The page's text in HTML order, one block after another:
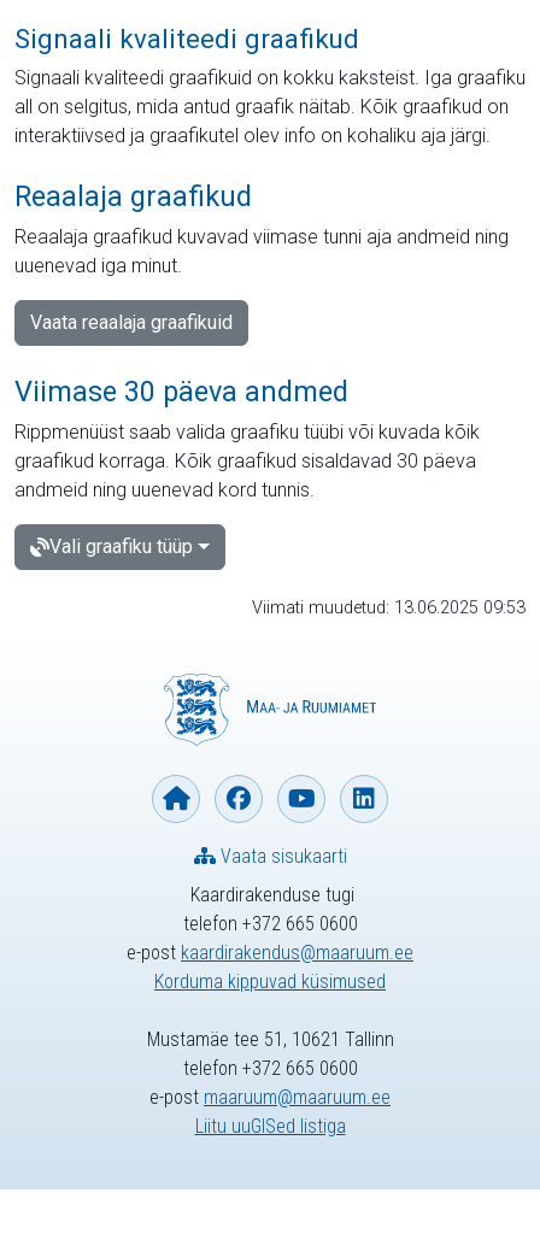
Signaali kvaliteedi graafikud
Signaali kvaliteedi graafikuid on kokku kaksteist. Iga graafiku
all on selgitus, mida antud graafik näitab. Kõik graafikud on
interaktiivsed ja graafikutel olev info on kohaliku aja järgi.
Reaalaja graafikud
Reaalaja graafikud kuvavad viimase tunni aja andmeid ning
uuenevad iga minut.
Vaata reaalaja graafikuid
Viimase 30 päeva andmed
Rippmenüüst saab valida graafiku tüübi või kuvada kõik
graafikud korraga. Kõik graafikud sisaldavad 30 päeva
andmeid ning uuenevad kord tunnis.
Vali graafiku tüüp
Viimati muudetud: 13.06.2025 09:53
Kaardirakenduse tugi
telefon +372 665 0600
e-post kaardirakendus@maaruum.ee
Korduma kippuvad küsimused
Vaata sisukaarti
Mustamäe tee 51, 10621 Tallinn
telefon +372 665 0600
e-post maaruum@maaruum.ee
Liitu uuGISed listiga